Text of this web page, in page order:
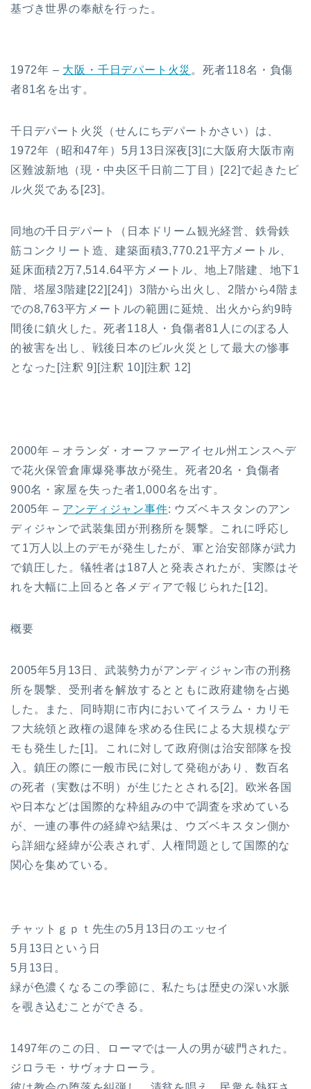
基づき世界の奉献を行った。
1972年 – 大阪・千日デパート火災 。死者118名・負傷
者81名を出す。
千日デパート火災（せんにちデパートかさい）は、
1972年（昭和47年）5月13日深夜[3]に大阪府大阪市南
区難波新地（現・中央区千日前二丁目）[22]で起きたビ
ル火災である[23]。
同地の千日デパート（日本ドリーム観光経営、鉄骨鉄
筋コンクリート造、建築面積3,770.21平方メートル、
延床面積2万7,514.64平方メートル、地上7階建、地下1
階、塔屋3階建[22][24]）3階から出火し、2階から4階ま
での8,763平方メートルの範囲に延焼、出火から約9時
間後に鎮火した。死者118人・負傷者81人にのぼる人
的被害を出し、戦後日本のビル火災として最大の惨事
となった[注釈 9][注釈 10][注釈 12]
2000年 – オランダ・オーファーアイセル州エンスヘデ
で花火保管倉庫爆発事故が発生。死者20名・負傷者
900名・家屋を失った者1,000名を出す。
2005年 – アンディジャン事件: ウズベキスタンのアン
ディジャンで武装集団が刑務所を襲撃。これに呼応し
て1万人以上のデモが発生したが、軍と治安部隊が武力
で鎮圧した。犠牲者は187人と発表されたが、実際はそ
れを大幅に上回ると各メディアで報じられた[12]。
概要
2005年5月13日、武装勢力がアンディジャン市の刑務
所を襲撃、受刑者を解放するとともに政府建物を占拠
した。また、同時期に市内においてイスラム・カリモ
フ大統領と政権の退陣を求める住民による大規模なデ
モも発生した[1]。これに対して政府側は治安部隊を投
入。鎮圧の際に一般市民に対して発砲があり、数百名
の死者（実数は不明）が生じたとされる[2]。欧米各国
や日本などは国際的な枠組みの中で調査を求めている
が、一連の事件の経緯や結果は、ウズベキスタン側か
ら詳細な経緯が公表されず、人権問題として国際的な
関心を集めている。
チャットｇｐｔ先生の5月13日のエッセイ
5月13日という日
5月13日。
緑が色濃くなるこの季節に、私たちは歴史の深い水脈
を覗き込むことができる。
1497年のこの日、ローマでは一人の男が破門された。
ジロラモ・サヴォナローラ。